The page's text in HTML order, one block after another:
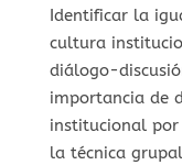
Identificar la
cultura
diálogo-
importancia de
institucional
la técnica